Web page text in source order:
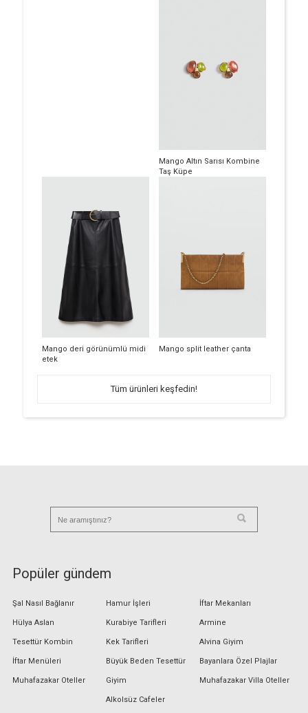
Mango Altın Sarısı Kombine
Taş Küpe
Mango deri görünümlü midi
etek
Mango split leather çanta
Tüm ürünleri keşfedin!
Popüler gündem
Şal Nasıl Bağlanır
Hülya Aslan
Tesettür Kombin
İftar Menüleri
Muhafazakar Oteller
Hamur İşleri
Kurabiye Tarifleri
Kek Tarifleri
Büyük Beden Tesettür
Giyim
Alkolsüz Cafeler
İftar Mekanları
Armine
Alvina Giyim
Bayanlara Özel Plajlar
Muhafazakar Villa Oteller